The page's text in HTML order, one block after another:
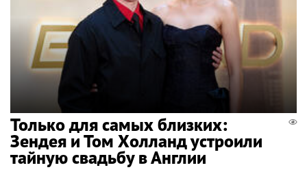
Только для самых близких:
Зендея и Том Холланд устроили
тайную свадьбу в Англии